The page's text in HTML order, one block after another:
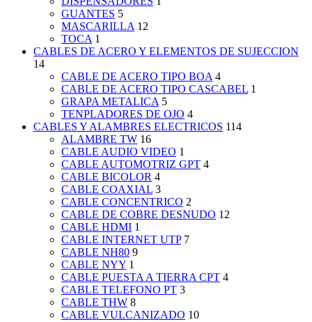
GUANTES 5
MASCARILLA 12
TOCA 1
CABLES DE ACERO Y ELEMENTOS DE SUJECCION
14
CABLE DE ACERO TIPO BOA 4
CABLE DE ACERO TIPO CASCABEL 1
GRAPA METALICA 5
TENPLADORES DE OJO 4
CABLES Y ALAMBRES ELECTRICOS 114
ALAMBRE TW 16
CABLE AUDIO VIDEO 1
CABLE AUTOMOTRIZ GPT 4
CABLE BICOLOR 4
CABLE COAXIAL 3
CABLE CONCENTRICO 2
CABLE DE COBRE DESNUDO 12
CABLE HDMI 1
CABLE INTERNET UTP 7
CABLE NH80 9
CABLE NYY 1
CABLE PUESTA A TIERRA CPT 4
CABLE TELEFONO PT 3
CABLE THW 8
CABLE VULCANIZADO 10